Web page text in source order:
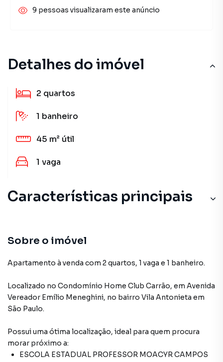
Detalhes do imóvel
2 quartos
1 banheiro
45 m² útil
1 vaga
Características principais
Sobre o imóvel
Apartamento à venda com 2 quartos, 1 vaga e 1 banheiro.
Localizado no Condomínio Home Club Carrão, em Avenida
Vereador Emílio Meneghini, no bairro Vila Antonieta em
São Paulo.
Possui uma ótima localização, ideal para quem procura
morar próximo a:
ESCOLA ESTADUAL PROFESSOR MOACYR CAMPOS
9 pessoas visualizaram este anúncio